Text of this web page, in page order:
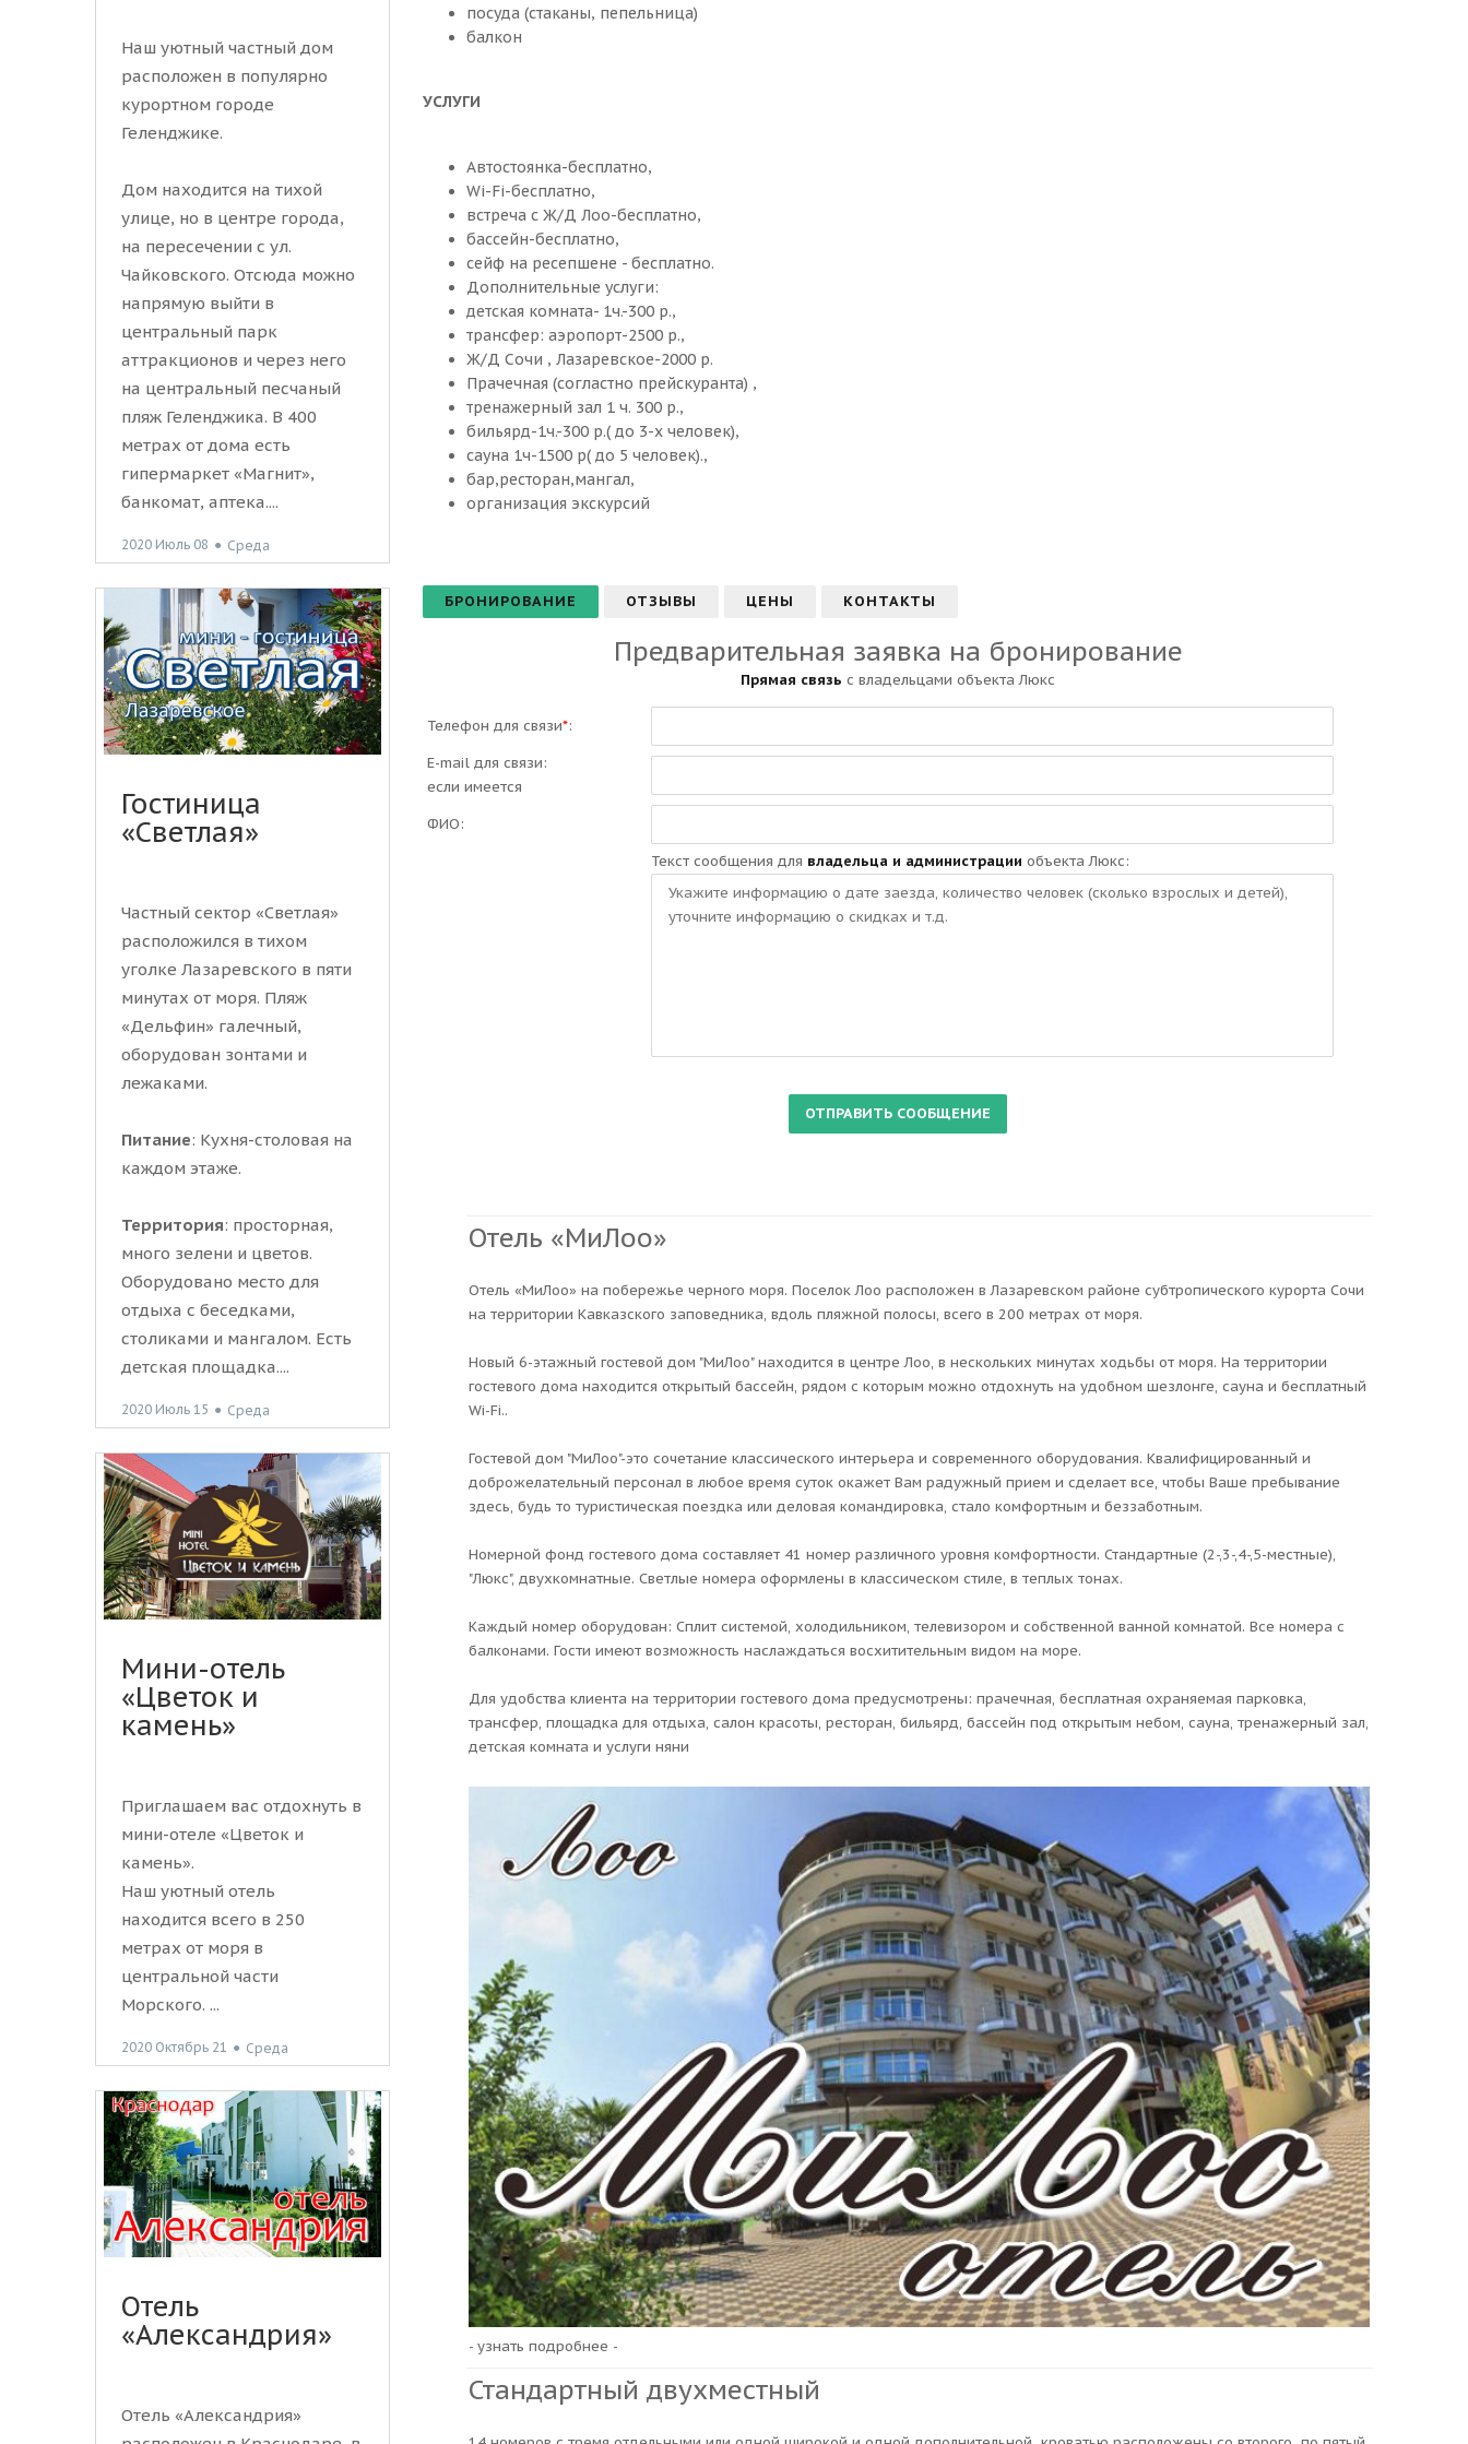
посуда (стаканы, пепельница)
балкон
УСЛУГИ
Автостоянка-бесплатно,
Wi-Fi-бесплатно,
встреча с Ж/Д Лоо-бесплатно,
бассейн-бесплатно,
сейф на ресепшене - бесплатно.
Дополнительные услуги:
детская комната- 1ч.-300 р.,
трансфер: аэропорт-2500 р.,
Ж/Д Сочи , Лазаревское-2000 р.
Прачечная (согластно прейскуранта) ,
тренажерный зал 1 ч. 300 р.,
бильярд-1ч.-300 р.( до 3-х человек),
сауна 1ч-1500 р( до 5 человек).,
бар,ресторан,мангал,
организация экскурсий
БРОНИРОВАНИЕ ОТЗЫВЫ ЦЕНЫ КОНТАКТЫ
Предварительная заявка на бронирование
Прямая связь с владельцами объекта Люкс
Телефон для связи*:
E-mail для связи:
если имеется
ФИО:
Текст сообщения для владельца и администрации объекта Люкс:
Отель «МиЛоо»
Отель «МиЛоо» на побережье черного моря. Поселок Лоо расположен в Лазаревском районе субтропического курорта Сочи
на территории Кавказского заповедника, вдоль пляжной полосы, всего в 200 метрах от моря.
Новый 6-этажный гостевой дом "МиЛоо" находится в центре Лоо, в нескольких минутах ходьбы от моря. На территории
гостевого дома находится открытый бассейн, рядом с которым можно отдохнуть на удобном шезлонге, сауна и бесплатный
Wi-Fi..
Гостевой дом "МиЛоо"-это сочетание классического интерьера и современного оборудования. Квалифицированный и
доброжелательный персонал в любое время суток окажет Вам радужный прием и сделает все, чтобы Ваше пребывание
здесь, будь то туристическая поездка или деловая командировка, стало комфортным и беззаботным.
Номерной фонд гостевого дома составляет 41 номер различного уровня комфортности. Стандартные (2-,3-,4-,5-местные),
"Люкс", двухкомнатные. Светлые номера оформлены в классическом стиле, в теплых тонах.
Каждый номер оборудован: Сплит системой, холодильником, телевизором и собственной ванной комнатой. Все номера с
балконами. Гости имеют возможность наслаждаться восхитительным видом на море.
Для удобства клиента на территории гостевого дома предусмотрены: прачечная, бесплатная охраняемая парковка,
трансфер, площадка для отдыха, салон красоты, ресторан, бильярд, бассейн под открытым небом, сауна, тренажерный зал,
детская комната и услуги няни
- узнать подробнее -
Стандартный двухместный
Наш уютный частный дом
расположен в популярно
курортном городе
Геленджике.
Дом находится на тихой
улице, но в центре города,
на пересечении с ул.
Чайковского. Отсюда можно
напрямую выйти в
центральный парк
аттракционов и через него
на центральный песчаный
пляж Геленджика. В 400
метрах от дома есть
гипермаркет «Магнит»,
банкомат, аптека....
2020 Июль 08 ● Среда
Гостиница
«Светлая»
Частный сектор «Светлая»
расположился в тихом
уголке Лазаревского в пяти
минутах от моря. Пляж
«Дельфин» галечный,
оборудован зонтами и
лежаками.
Питание: Кухня-столовая на
каждом этаже.
Территория: просторная,
много зелени и цветов.
Оборудовано место для
отдыха с беседками,
столиками и мангалом. Есть
детская площадка....
2020 Июль 15 ● Среда
Мини-отель
«Цветок и
камень»
Приглашаем вас отдохнуть в
мини-отеле «Цветок и
камень».
Наш уютный отель
находится всего в 250
метрах от моря в
центральной части
Морского. ...
2020 Октябрь 21 ● Среда
Отель
«Александрия»
Отель «Александрия»